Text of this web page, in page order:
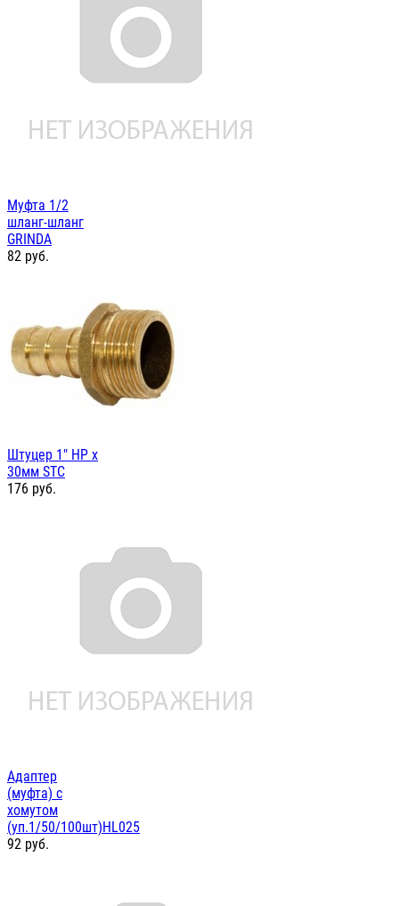
Муфта 1/2
шланг-шланг
GRINDA
82 руб.
Штуцер 1" НР х
30мм STC
176 руб.
Адаптер
(муфта) с
хомутом
(уп.1/50/100шт)HL025
92 руб.